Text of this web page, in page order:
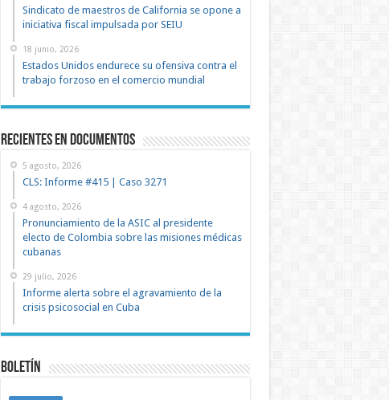
Sindicato de maestros de California se opone a
iniciativa fiscal impulsada por SEIU
18 junio, 2026
Estados Unidos endurece su ofensiva contra el
trabajo forzoso en el comercio mundial
recientes en documentos
5 agosto, 2026
CLS: Informe #415 | Caso 3271
4 agosto, 2026
Pronunciamiento de la ASIC al presidente
electo de Colombia sobre las misiones médicas
cubanas
29 julio, 2026
Informe alerta sobre el agravamiento de la
crisis psicosocial en Cuba
Boletín